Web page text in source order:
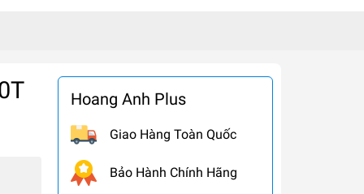
Hoang Anh Plus
Giao Hàng Toàn Quốc
Bảo Hành Chính Hãng